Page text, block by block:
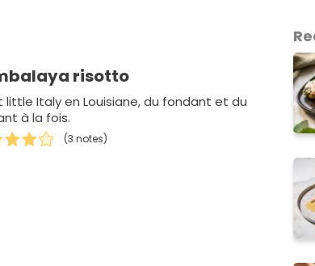
risotto
little Italy en Louisiane, du fondant et du
à la fois.
(3 notes)